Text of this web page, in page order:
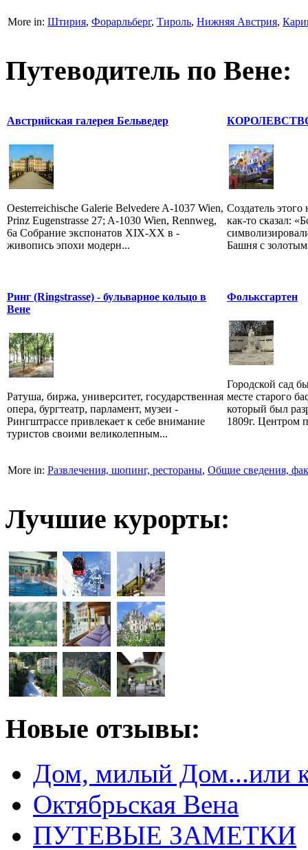
More in: Штирия, Форарльберг, Тироль, Нижняя Австрия,
Путеводитель по Вене:
Австрийская галерея Бельведер
Oesterreichische Galerie Belvedere A-1037 Wien,
Prinz Eugenstrasse 27; A-1030 Wien, Rennweg,
6a Собрание экспонатов XIX-XX в -
живопись эпохи модерн...
Создатель
как-то сказал:
Башня с
Ринг (Ringstrasse) - бульварное кольцо в
Вене
Ратуша, биржа, университет, государственная
опера, бургтеатр, парламент, музеи -
Рингштрассе привлекает к себе внимание
туристов своими великолепным...
Фольксгартен
Городской сад
месте старого
который был
1809г. Центром
More in: Развлечения, шопинг, рестораны, Общие сведения,
Лучшие курорты:
Новые отзывы:
Дом, милый Дом...или
Октябрьская Вена
ПУТЕВЫЕ ЗАМЕТКИ